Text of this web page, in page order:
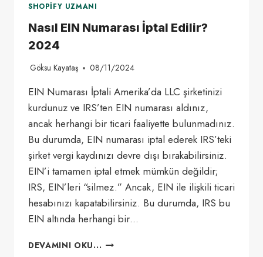
SHOPIFY UZMANI
Nasıl EIN Numarası İptal Edilir?
2024
Göksu Kayataş 08/11/2024
EIN Numarası İptali Amerika’da LLC şirketinizi
kurdunuz ve IRS’ten EIN numarası aldınız,
ancak herhangi bir ticari faaliyette bulunmadınız.
Bu durumda, EIN numarası iptal ederek IRS’teki
şirket vergi kaydınızı devre dışı bırakabilirsiniz.
EIN’i tamamen iptal etmek mümkün değildir;
IRS, EIN’leri “silmez.” Ancak, EIN ile ilişkili ticari
hesabınızı kapatabilirsiniz. Bu durumda, IRS bu
EIN altında herhangi bir…
DEVAMINI OKU... NASIL